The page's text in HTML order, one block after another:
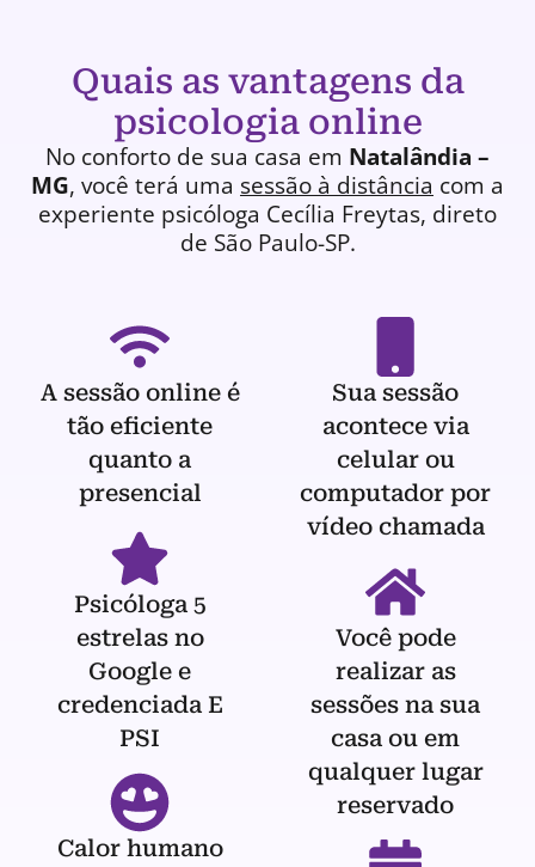
Quais as vantagens da
psicologia online
No conforto de sua casa em Natalândia –
MG, você terá uma sessão à distância com a
experiente psicóloga Cecília Freytas, direto
de São Paulo-SP.
A sessão online é
tão eficiente
quanto a
presencial
Psicóloga 5
estrelas no
Google e
credenciada E
PSI
Calor humano
Sua sessão
acontece via
celular ou
computador por
vídeo chamada
Você pode
realizar as
sessões na sua
casa ou em
qualquer lugar
reservado